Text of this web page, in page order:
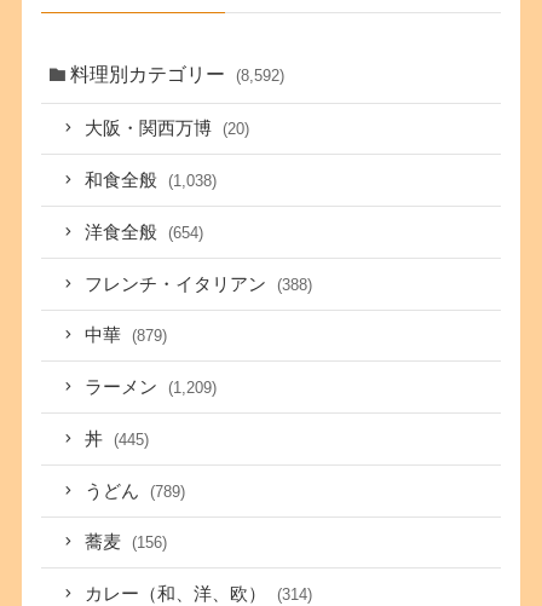
料理別カテゴリー (8,592)
大阪・関西万博 (20)
和食全般 (1,038)
洋食全般 (654)
フレンチ・イタリアン (388)
中華 (879)
ラーメン (1,209)
丼 (445)
うどん (789)
蕎麦 (156)
カレー（和、洋、欧） (314)